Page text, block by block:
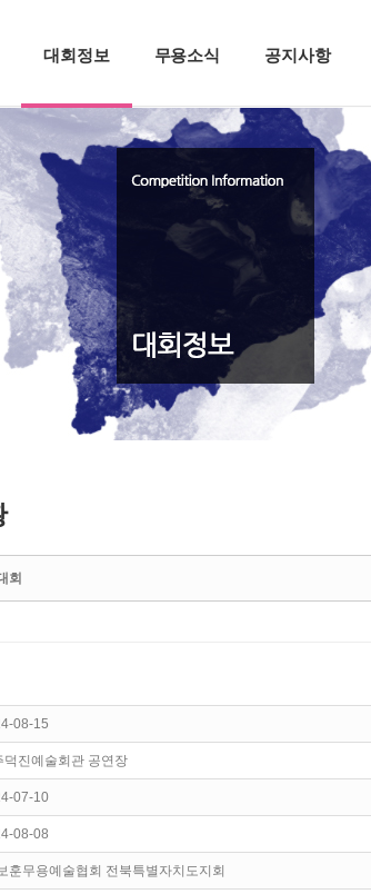
대회정보 무용소식 공지사항
회
08-15
덕진예술회관 공연장
07-10
08-08
훈무용예술협회 전북특별자치도지회